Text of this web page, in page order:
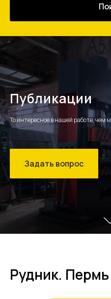
Публикации
То интересное в нашей работе, чем
Задать вопрос
Рудник. Пермь